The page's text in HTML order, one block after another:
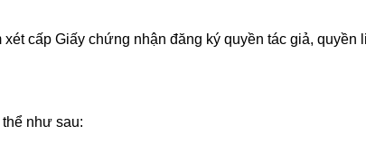
cấp Giấy chứng nhận đăng ký quyền tác giả,
như sau: